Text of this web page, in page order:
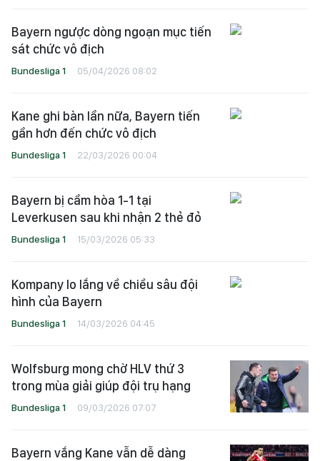
Bayern ngược dòng ngoạn mục tiến
sát chức vô địch
Bundesliga 1 05/04/2026 08:02
Kane ghi bàn lần nữa, Bayern tiến
gần hơn đến chức vô địch
Bundesliga 1 22/03/2026 00:04
Bayern bị cầm hòa 1-1 tại
Leverkusen sau khi nhận 2 thẻ đỏ
Bundesliga 1 15/03/2026 05:33
Kompany lo lắng về chiều sâu đội
hình của Bayern
Bundesliga 1 14/03/2026 04:45
Wolfsburg mong chờ HLV thứ 3
trong mùa giải giúp đội trụ hạng
Bundesliga 1 09/03/2026 07:07
Bayern vắng Kane vẫn dễ dàng